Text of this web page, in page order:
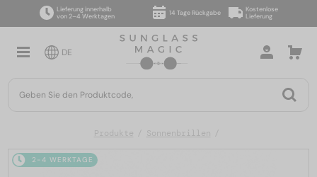
Lieferung innerhalb
von 2–4 Werktagen
14 Tage Rückgabe
Kostenlose
Lieferung
DE
Produkte Sonnenbrillen
2-4 WERKTAGE